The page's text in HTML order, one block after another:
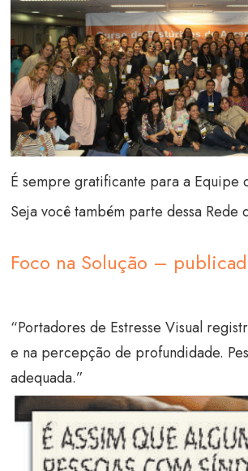
É sempre gratificante para a Equipe
Seja você também parte dessa
Foco na Solução –
“Portadores de Estresse Visual
e na percepção de profundidade.
adequada.”